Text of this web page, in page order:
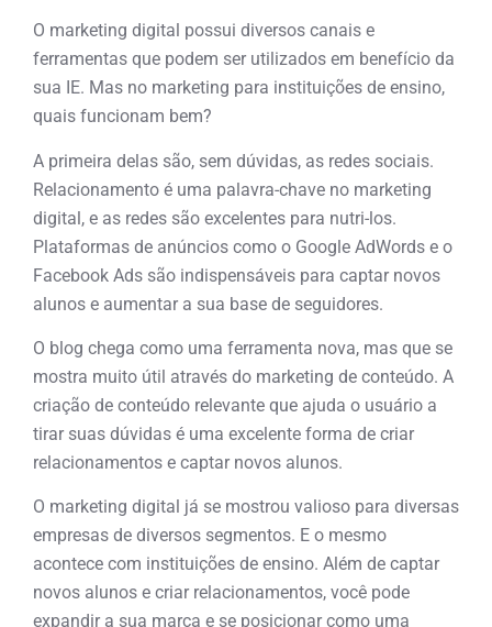
O marketing digital possui diversos canais e
ferramentas que podem ser utilizados em benefício da
sua IE. Mas no marketing para instituições de ensino,
quais funcionam bem?
A primeira delas são, sem dúvidas, as redes sociais.
Relacionamento é uma palavra-chave no marketing
digital, e as redes são excelentes para nutri-los.
Plataformas de anúncios como o Google AdWords e o
Facebook Ads são indispensáveis para captar novos
alunos e aumentar a sua base de seguidores.
O blog chega como uma ferramenta nova, mas que se
mostra muito útil através do marketing de conteúdo. A
criação de conteúdo relevante que ajuda o usuário a
tirar suas dúvidas é uma excelente forma de criar
relacionamentos e captar novos alunos.
O marketing digital já se mostrou valioso para diversas
empresas de diversos segmentos. E o mesmo
acontece com instituições de ensino. Além de captar
novos alunos e criar relacionamentos, você pode
expandir a sua marca e se posicionar como uma